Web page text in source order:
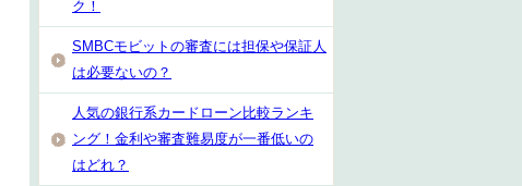
ク！
SMBCモビットの審査には担保や保証人
は必要ないの？
人気の銀行系カードローン比較ランキ
ング！金利や審査難易度が一番低いの
はどれ？